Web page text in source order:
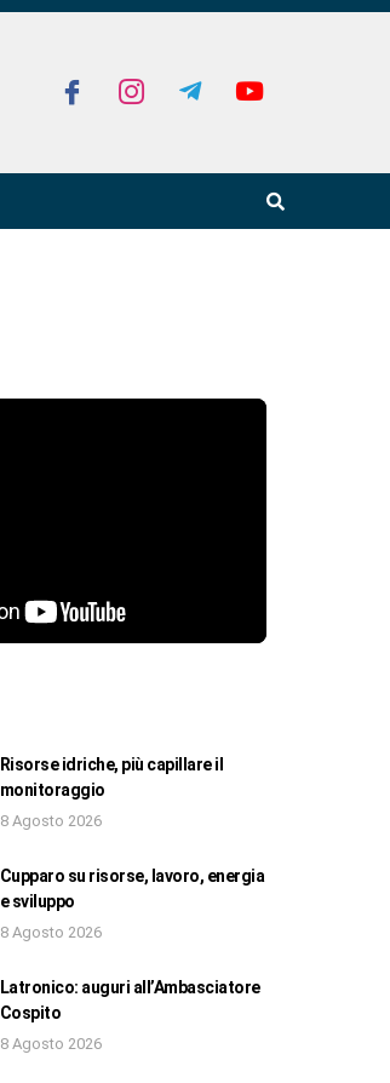
Risorse idriche, più capillare il
monitoraggio
8 Agosto 2026
Cupparo su risorse, lavoro, energia
e sviluppo
8 Agosto 2026
Latronico: auguri all’Ambasciatore
Cospito
8 Agosto 2026